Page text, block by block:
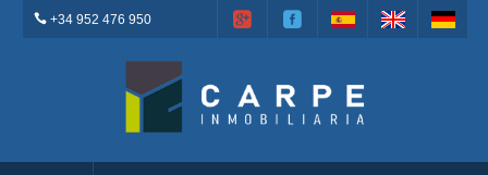
+34 952 476 950